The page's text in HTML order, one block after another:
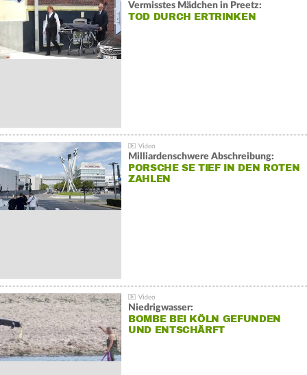
Vermisstes Mädchen in Preetz:
TOD DURCH ERTRINKEN
Milliardenschwere Abschreibung:
PORSCHE SE TIEF IN DEN ROTEN
ZAHLEN
Niedrigwasser:
BOMBE BEI KÖLN GEFUNDEN
UND ENTSCHÄRFT